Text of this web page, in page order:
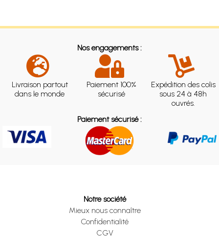
Nos engagements :
Livraison partout
dans le monde
Paiement 100%
sécurisé
Expédition des colis
sous 24 à 48h
ouvrés.
Paiement sécurisé :
Notre société
Mieux nous connaître
Confidentialité
CGV